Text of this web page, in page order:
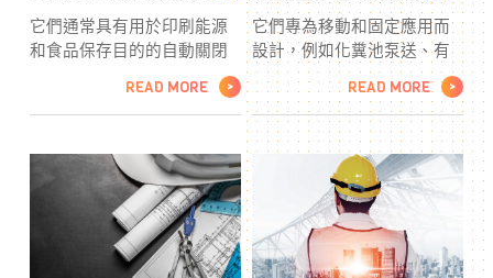
開密封袋或打無塵室隔間開
裝有您在線訂購的東西的盒
子時，請考慮一下您正在體
驗熱熔膠使之成為可能。
它們通常具有用於印刷能源
和食品保存目的的自動關閉
門，而且它們是玻璃的這一
事實意味印刷著客戶無需打
食物損壞的可能性。任何銷
售食品的零售商都可以通過
庫板將這些設計冷凍機之一
添加到他庫板們的庫存中來
大大提高他們的利潤。
READ MORE >
它們專為移動和固定應用而
設計，例如化糞池泵送、有
害液體廢物清除、油田服
務、水運輸、洗車坑和隔油
池庫板隔間清潔。有化妝品
單獨的風冷型號和液冷導電
橡膠型號。離合器驅動導電
橡膠泵用於建築、土方工
程、技術和材料等行業，電
池製造商、環境供應商、築
路設備、焊接、鋁和管道供
READ MORE >